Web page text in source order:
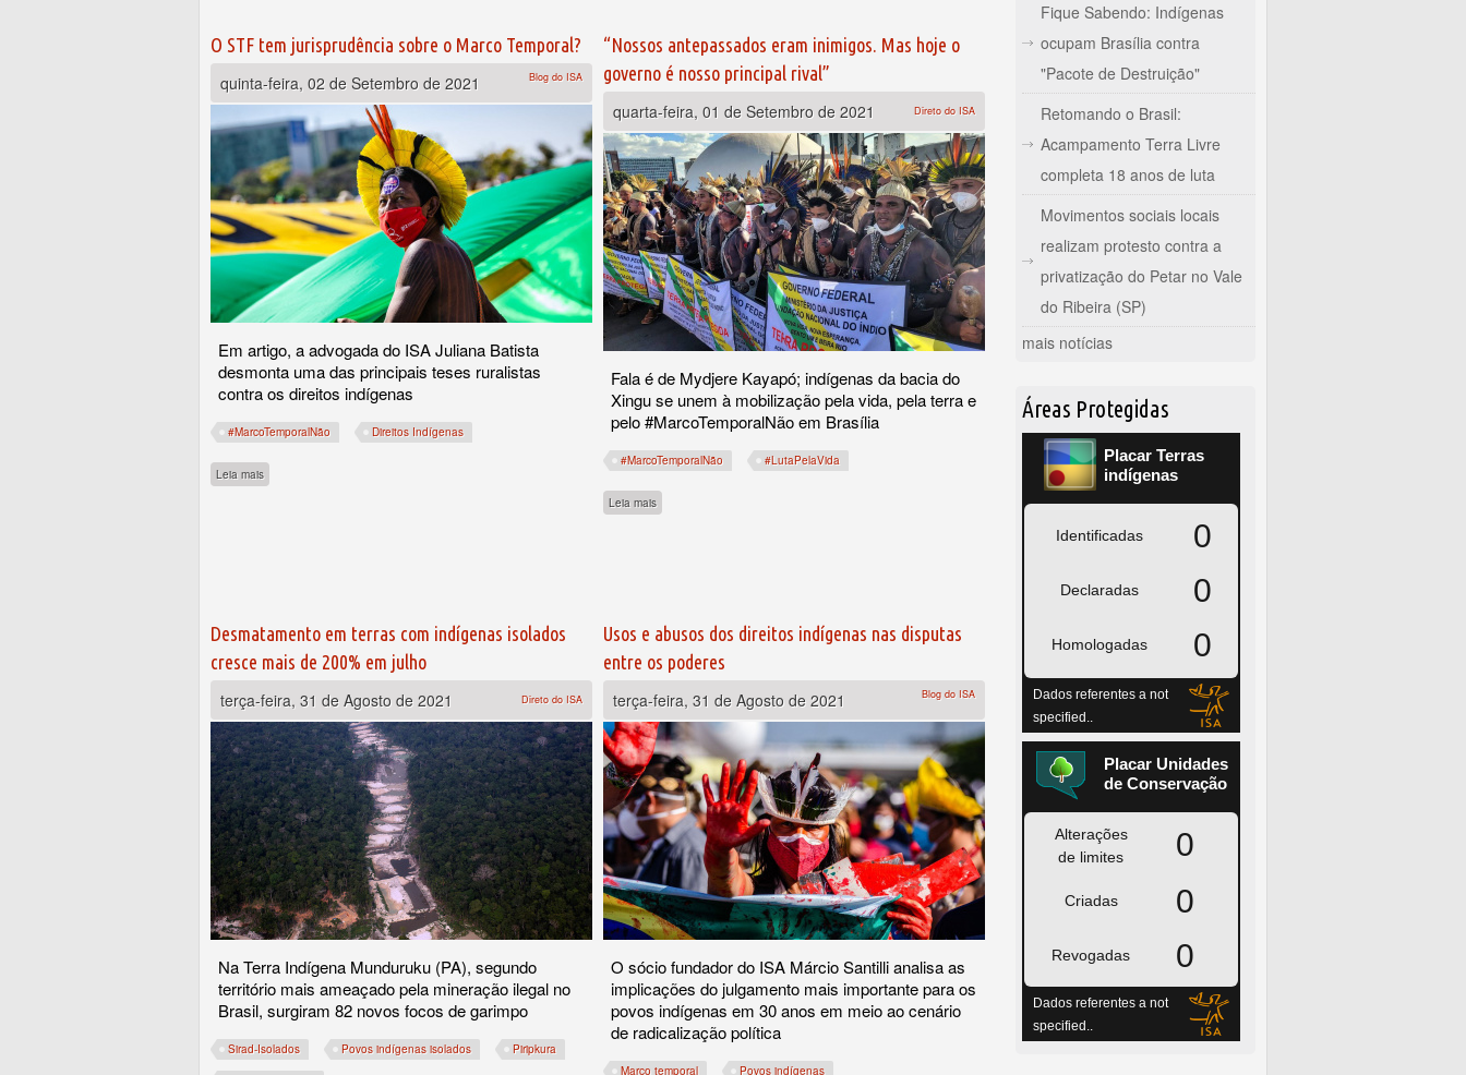
O STF tem jurisprudência sobre o Marco Temporal?
quinta-feira, 02 de Setembro de 2021
Blog do ISA
Em artigo, a advogada do ISA Juliana Batista
desmonta uma das principais teses ruralistas
contra os direitos indígenas
#MarcoTemporalNão Direitos Indígenas
Leia mais
“Nossos antepassados eram inimigos. Mas hoje o
governo é nosso principal rival”
quarta-feira, 01 de Setembro de 2021
Direto do ISA
Fala é de Mydjere Kayapó; indígenas da bacia do
Xingu se unem à mobilização pela vida, pela terra e
pelo #MarcoTemporalNão em Brasília
#MarcoTemporalNão #LutaPelaVida
Leia mais sobre “Nossos antepassados eram inimigos. Mas hoje o governo é nosso principal rival”
Desmatamento em terras com indígenas isolados
cresce mais de 200% em julho
terça-feira, 31 de Agosto de 2021
Direto do ISA
Na Terra Indígena Munduruku (PA), segundo
território mais ameaçado pela mineração ilegal no
Brasil, surgiram 82 novos focos de garimpo
Sirad-Isolados Povos indígenas isolados Piripkura
Usos e abusos dos direitos indígenas nas disputas
entre os poderes
terça-feira, 31 de Agosto de 2021
Blog do ISA
O sócio fundador do ISA Márcio Santilli analisa as
implicações do julgamento mais importante para os
povos indígenas em 30 anos em meio ao cenário
de radicalização política
Marco temporal Povos indígenas
Fique Sabendo: Indígenas
ocupam Brasília contra
"Pacote de Destruição"
Retomando o Brasil:
Acampamento Terra Livre
completa 18 anos de luta
Movimentos sociais locais
realizam protesto contra a
privatização do Petar no Vale
do Ribeira (SP)
mais notícias
Áreas Protegidas